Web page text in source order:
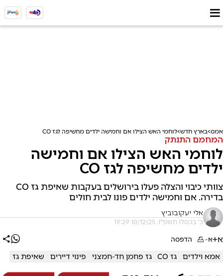
אמס בארץ חדש לוחמי האש הצילו אם וחמישה ילדים מחשיפה לגז CO
המחמם התנתק
לוחמי האש הצילו אם וחמישה
ילדים מחשיפה לגז CO
צוותי כיבוי והצלה פעלו בירושלים בעקבות שאיפת גז CO
בדירה. אם וחמישה ילדים פונו לבית חולים
אלי יעקובוביץ
כ' בכסלו תשפ"ו, 10/12/25 19:29
א+א- הדפסה
אמא וילדים גז CO גז פחמן חד-חמצני פינוי דיירים שאיפת גז